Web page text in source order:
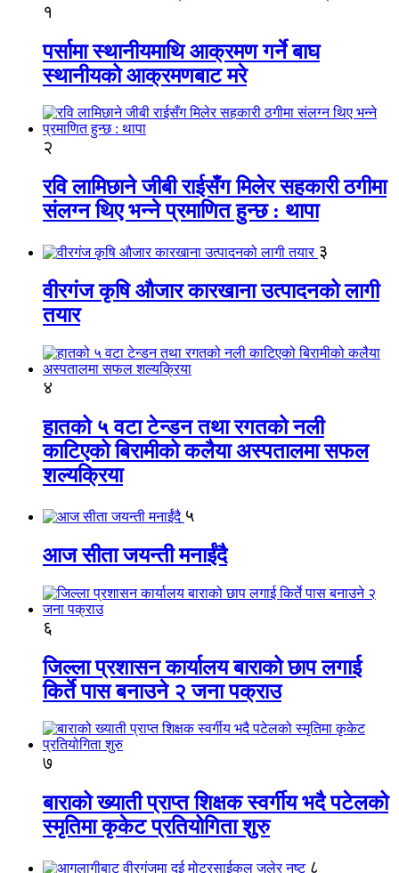
१
पर्सामा स्थानीयमाथि आक्रमण गर्ने बाघ
स्थानीयको आक्रमणबाट मरे
२
रवि लामिछाने जीबी राईसँग मिलेर सहकारी ठगीमा
संलग्न थिए भन्ने प्रमाणित हुन्छ : थापा
३
वीरगंज कृषि औजार कारखाना उत्पादनको लागी
तयार
४
हातको ५ वटा टेन्डन तथा रगतको नली
काटिएको बिरामीको कलैया अस्पतालमा सफल
शल्यक्रिया
५
आज सीता जयन्ती मनाईंदै
६
जिल्ला प्रशासन कार्यालय बाराको छाप लगाई
किर्ते पास बनाउने २ जना पक्राउ
७
बाराको ख्याती प्राप्त शिक्षक स्वर्गीय भदै पटेलको
स्मृतिमा कृकेट प्रतियोगिता शुरु
८